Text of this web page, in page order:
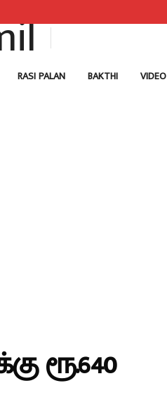
RASI PALAN BAKTHI VIDEO
ரூ.640